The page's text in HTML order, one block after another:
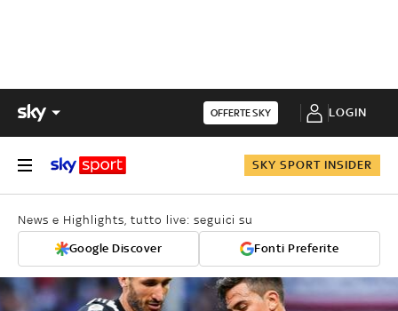
OFFERTE SKY LOGIN
SKY SPORT INSIDER
News e Highlights, tutto live: seguici su
Google Discover Fonti Preferite